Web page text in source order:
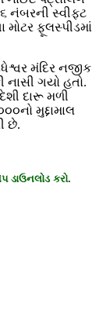
નંબરની સ્વીફટ
મોટર ફૂલસ્પીડમાં
મંદિર નજીક
નાસી ગયો હતો.
દારૂ મળી
મુદ્દામાલ
છે.
ડાઉનલોડ કરો.